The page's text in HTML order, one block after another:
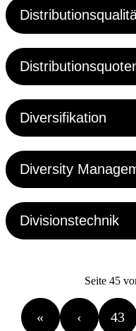
Diversifikation
Diversity
Divisionstechnik
Seite 45
« ‹ 43